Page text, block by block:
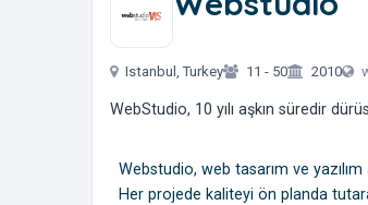
Istanbul, Turkey 11 - 50 2010
WebStudio, 10 yılı aşkın süredir
Webstudio, web tasarım ve
Her projede kaliteyi ön planda